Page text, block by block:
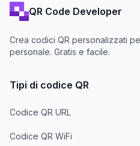
QR Code Developer
Crea codici QR personalizzati
personale. Gratis e facile.
Tipi di codice QR
Codice QR URL
Codice QR WiFi